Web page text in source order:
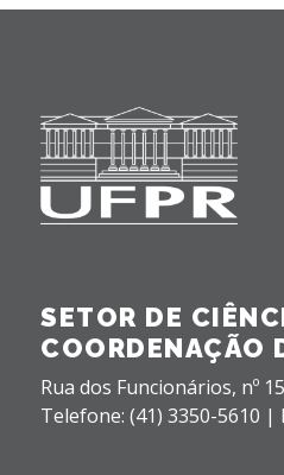
SETOR DE
COORDENAÇÃO
Rua dos Funcionários, nº
Telefone: (41) 3350-5610